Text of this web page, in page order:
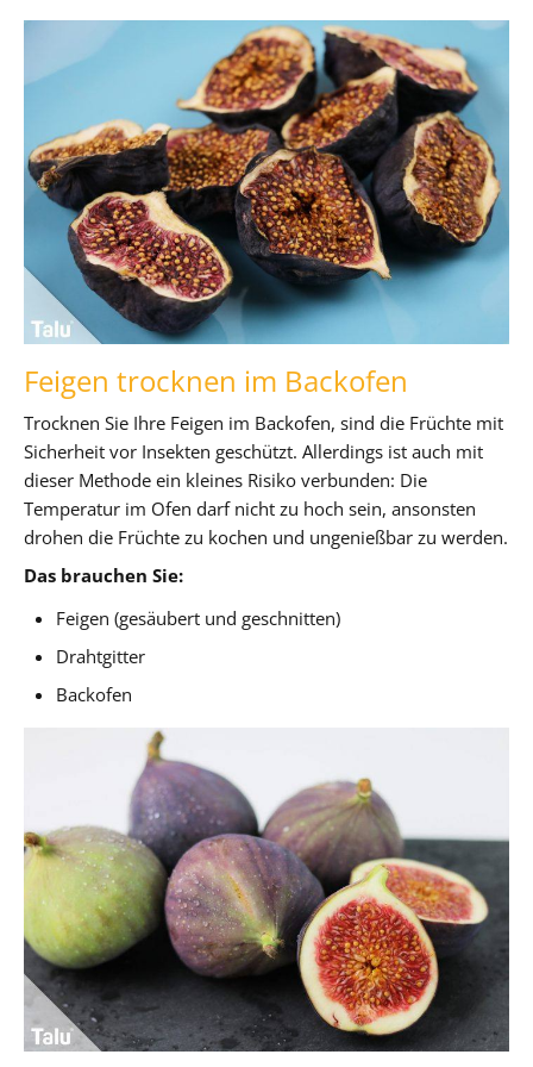
Feigen trocknen im Backofen
Trocknen Sie Ihre Feigen im Backofen, sind die Früchte mit
Sicherheit vor Insekten geschützt. Allerdings ist auch mit
dieser Methode ein kleines Risiko verbunden: Die
Temperatur im Ofen darf nicht zu hoch sein, ansonsten
drohen die Früchte zu kochen und ungenießbar zu werden.
Das brauchen Sie:
Feigen (gesäubert und geschnitten)
Drahtgitter
Backofen